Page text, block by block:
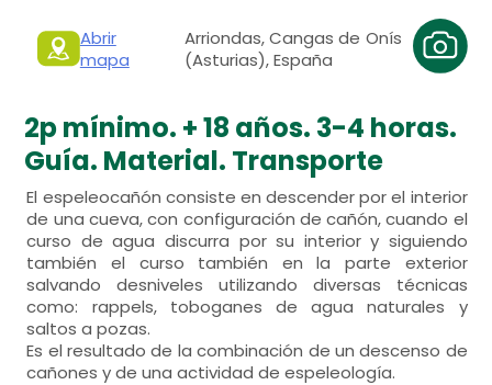
Abrir
mapa
Arriondas, Cangas de Onís
(Asturias), España
2p mínimo. + 18 años. 3-4 horas.
Guía. Material. Transporte
El espeleocañón consiste en descender por el interior
de una cueva, con configuración de cañón, cuando el
curso de agua discurra por su interior y siguiendo
también el curso también en la parte exterior
salvando desniveles utilizando diversas técnicas
como: rappels, toboganes de agua naturales y
saltos a pozas.
Es el resultado de la combinación de un descenso de
cañones y de una actividad de espeleología.